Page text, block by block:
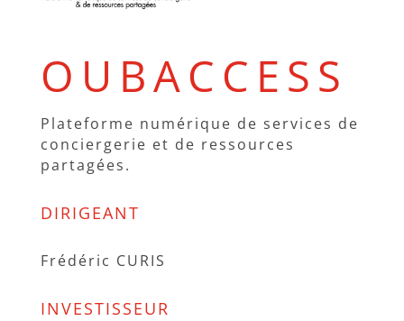
OUBACCESS
Plateforme numérique de services de
conciergerie et de ressources
partagées.
DIRIGEANT
Frédéric CURIS
INVESTISSEUR